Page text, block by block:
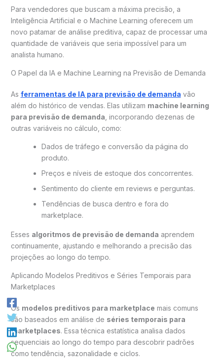
Para vendedores que buscam a máxima precisão, a
Inteligência Artificial e o Machine Learning oferecem um
novo patamar de análise preditiva, capaz de processar uma
quantidade de variáveis que seria impossível para um
analista humano.
O Papel da IA e Machine Learning na Previsão de Demanda
As ferramentas de IA para previsão de demanda vão
além do histórico de vendas. Elas utilizam machine learning
para previsão de demanda , incorporando dezenas de
outras variáveis no cálculo, como:
Dados de tráfego e conversão da página do
produto.
Preços e níveis de estoque dos concorrentes.
Sentimento do cliente em reviews e perguntas.
Tendências de busca dentro e fora do
marketplace.
Esses algoritmos de previsão de demanda aprendem
continuamente, ajustando e melhorando a precisão das
projeções ao longo do tempo.
Aplicando Modelos Preditivos e Séries Temporais para
Marketplaces
Os modelos preditivos para marketplace mais comuns
são baseados em análise de séries temporais para
marketplaces. Essa técnica estatística analisa dados
sequenciais ao longo do tempo para descobrir padrões
como tendência, sazonalidade e ciclos.